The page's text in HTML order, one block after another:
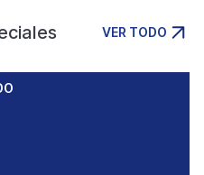
VER TODO